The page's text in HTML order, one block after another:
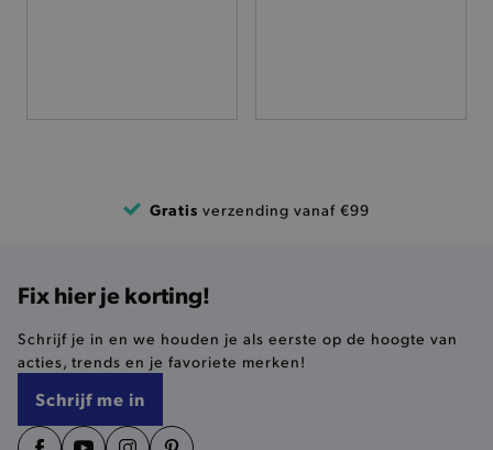
Gratis verzending vanaf €99
Fix hier je korting!
Schrijf je in en we houden je als eerste op de hoogte van
acties, trends en je favoriete merken!
Schrijf me in
Naam
pickupStoreVal